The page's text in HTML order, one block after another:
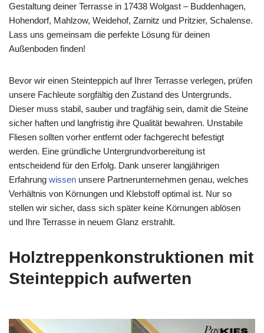
Gestaltung deiner Terrasse in 17438 Wolgast – Buddenhagen,
Hohendorf, Mahlzow, Weidehof, Zarnitz und Pritzier, Schalense.
Lass uns gemeinsam die perfekte Lösung für deinen
Außenboden finden!
Bevor wir einen Steinteppich auf Ihrer Terrasse verlegen, prüfen
unsere Fachleute sorgfältig den Zustand des Untergrunds.
Dieser muss stabil, sauber und tragfähig sein, damit die Steine
sicher haften und langfristig ihre Qualität bewahren. Unstabile
Fliesen sollten vorher entfernt oder fachgerecht befestigt
werden. Eine gründliche Untergrundvorbereitung ist
entscheidend für den Erfolg. Dank unserer langjährigen
Erfahrung wissen unsere Partnerunternehmen genau, welches
Verhältnis von Körnungen und Klebstoff optimal ist. Nur so
stellen wir sicher, dass sich später keine Körnungen ablösen
und Ihre Terrasse in neuem Glanz erstrahlt.
Holztreppenkonstruktionen mit
Steinteppich aufwerten